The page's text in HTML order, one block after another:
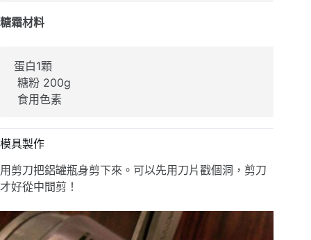
糖霜材料
蛋白1顆
糖粉 200g
食用色素
模具製作
用剪刀把鋁罐瓶身剪下來。可以先用刀片戳個洞，剪刀
才好從中間剪！